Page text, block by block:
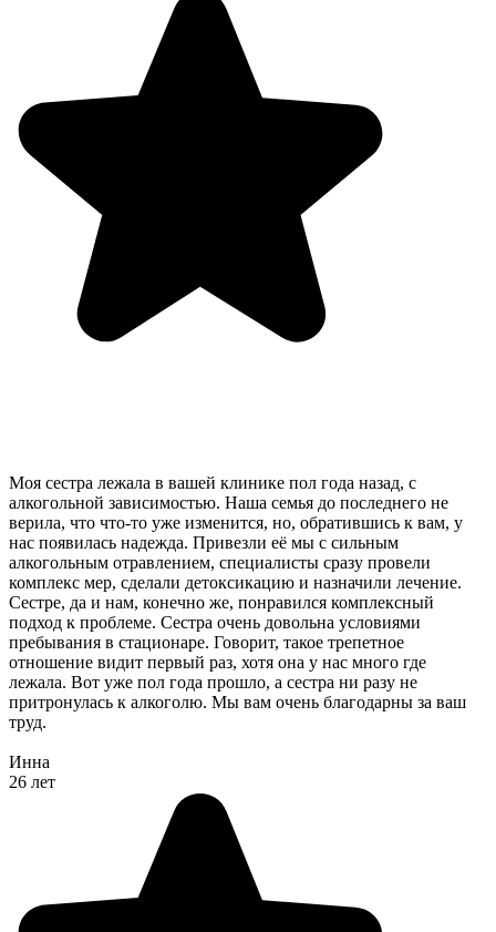
Моя сестра лежала в вашей клинике пол года назад, с
алкогольной зависимостью. Наша семья до последнего не
верила, что что-то уже изменится, но, обратившись к вам, у
нас появилась надежда. Привезли её мы с сильным
алкогольным отравлением, специалисты сразу провели
комплекс мер, сделали детоксикацию и назначили лечение.
Сестре, да и нам, конечно же, понравился комплексный
подход к проблеме. Сестра очень довольна условиями
пребывания в стационаре. Говорит, такое трепетное
отношение видит первый раз, хотя она у нас много где
лежала. Вот уже пол года прошло, а сестра ни разу не
притронулась к алкоголю. Мы вам очень благодарны за ваш
труд.
Инна
26 лет